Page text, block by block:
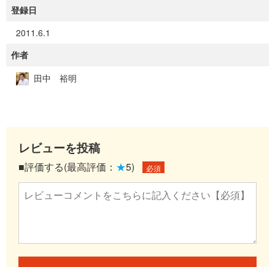
登録日
2011.6.1
作者
田中 裕明
レビューを投稿
■評価する(最高評価： ★5) 必須